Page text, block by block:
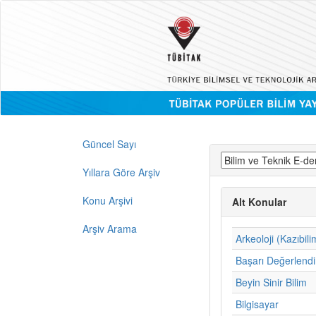
Güncel Sayı
Yıllara Göre Arşiv
Konu Arşivi
Arşiv Arama
Alt Konular
Arkeoloji
Başarı
Beyin Sinir Bilim
Bilgisayar